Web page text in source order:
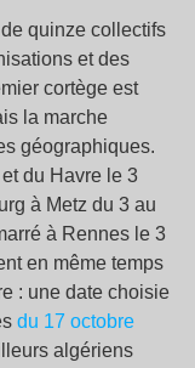
quinze collectifs
et des
cortège est
la marche
géographiques.
du Havre le 3
à Metz du 3 au
à Rennes le 3
en même temps
: une date choisie
du 17 octobre
algériens